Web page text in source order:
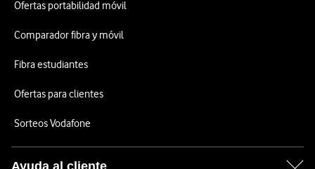
Ofertas portabilidad móvil
Comparador fibra y móvil
Fibra estudiantes
Ofertas para clientes
Sorteos Vodafone
Ayuda al cliente